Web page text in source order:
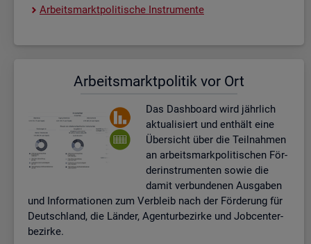
Ar­beits­markt­po­li­ti­sche In­stru­men­te
Ar­beits­markt­po­li­tik vor Ort
Das Da­sh­board wird jähr­lich
ak­tua­li­siert und ent­hält eine
Über­sicht über die Teil­nah­men
an ar­beits­mark­po­li­ti­schen För­
der­instru­men­ten sowie die
damit ver­bun­de­nen Aus­ga­ben
und In­for­ma­tio­nen zum Ver­bleib nach der För­de­rung für
Deutsch­land, die Län­der, Agen­tur­be­zir­ke und Job­cent­er­
be­zir­ke.